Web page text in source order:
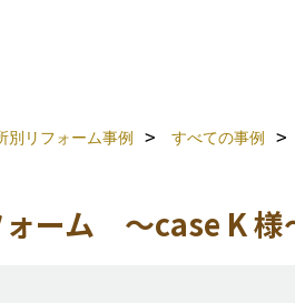
別リフォーム事例 すべての事例
ォーム ～case K 様